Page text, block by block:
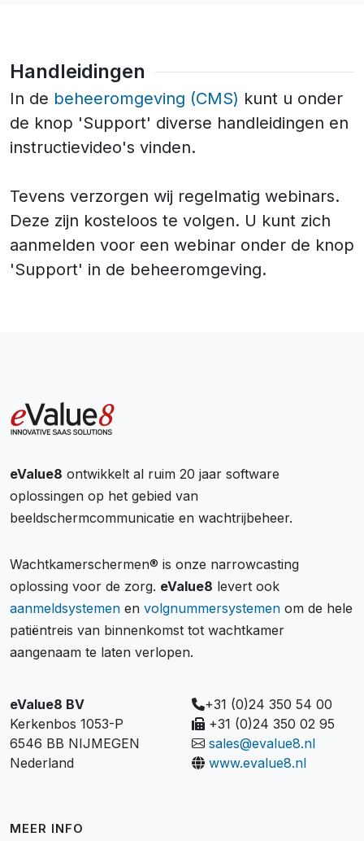
Handleidingen
In de beheeromgeving (CMS) kunt u onder
de knop 'Support' diverse handleidingen en
instructievideo's vinden.
Tevens verzorgen wij regelmatig webinars.
Deze zijn kosteloos te volgen. U kunt zich
aanmelden voor een webinar onder de knop
'Support' in de beheeromgeving.
eValue8 ontwikkelt al ruim 20 jaar software
oplossingen op het gebied van
beeldschermcommunicatie en wachtrijbeheer.
Wachtkamerschermen® is onze narrowcasting
oplossing voor de zorg. eValue8 levert ook
aanmeldsystemen en volgnummersystemen om de hele
patiëntreis van binnenkomst tot wachtkamer
aangenaam te laten verlopen.
eValue8 BV
Kerkenbos 1053-P
6546 BB NIJMEGEN
Nederland
+31 (0)24 350 54 00
+31 (0)24 350 02 95
sales@evalue8.nl
www.evalue8.nl
MEER INFO